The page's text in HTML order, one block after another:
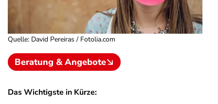
Quelle: David Pereiras / Fotolia.com
Beratung & Angebote
Das Wichtigste in Kürze: